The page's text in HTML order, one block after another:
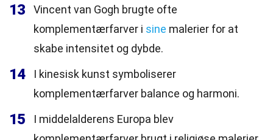
13
Vincent van Gogh brugte ofte
komplementærfarver i sine malerier for at
skabe intensitet og dybde.
14
I kinesisk kunst symboliserer
komplementærfarver balance og harmoni.
15
I middelalderens Europa blev